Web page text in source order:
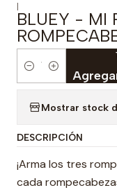
|
BLUEY - MI
Cantidad
Mostrar stock
DESCRIPCIÓN
¡Arma los tres
cada